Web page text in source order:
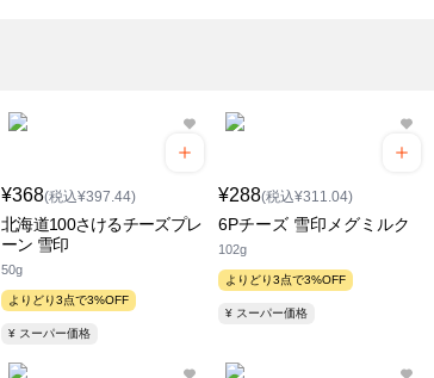
¥368(税込¥397.44)
北海道100さけるチーズプレ
ーン 雪印
50g
よりどり3点で3%OFF
¥ スーパー価格
¥288(税込¥311.04)
6Pチーズ 雪印メグミルク
102g
よりどり3点で3%OFF
¥ スーパー価格